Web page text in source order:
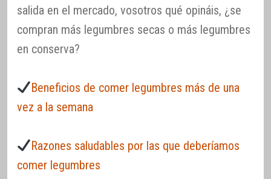
salida en el mercado, vosotros qué opináis, ¿se
compran más legumbres secas o más legumbres
en conserva?
Beneficios de comer legumbres más de una
vez a la semana
Razones saludables por las que deberíamos
comer legumbres